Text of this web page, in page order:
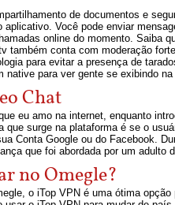
de documentos e
Você pode enviar
online do momento.
também conta com moderação
para evitar a presença de
para ver gente se exibindo
Chat
eu amo na internet, enquanto
que surge na plataforma é se o
Conta Google ou do Facebook.
que foi abordada por um adulto
no Omegle?
o iTop VPN é uma ótima